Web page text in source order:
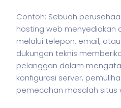
Contoh: Sebuah
hosting web menyediakan
melalui telepon, email,
dukungan teknis
pelanggan dalam
konfigurasi server,
pemecahan masalah situs